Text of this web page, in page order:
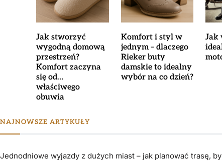
Jak stworzyć
wygodną domową
przestrzeń?
Komfort zaczyna
się od…
właściwego
obuwia
Komfort i styl w
jednym – dlaczego
Rieker buty
damskie to idealny
wybór na co dzień?
Jak
NAJNOWSZE ARTYKUŁY
Jednodniowe wyjazdy z dużych miast – jak planować trasę,